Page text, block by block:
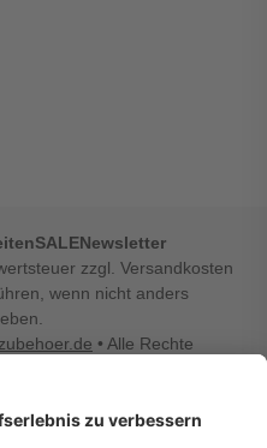
SALENewsletter
zzgl. Versandkosten
wenn nicht anders
• Alle Rechte
Qualität für Ihr Office